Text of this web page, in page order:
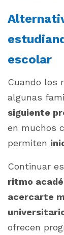
escolar
Cuando los
algunas
siguiente
en muchos
permiten
Continuar
ritmo
acercarte
ofrecen